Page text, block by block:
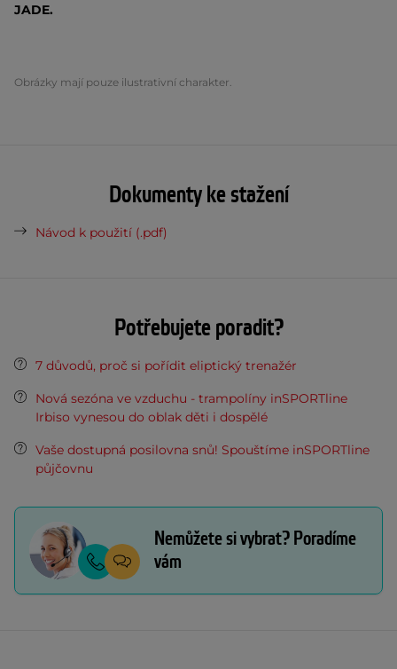
JADE.
Obrázky mají pouze ilustrativní charakter.
Dokumenty ke stažení
Návod k použití (.pdf)
Potřebujete poradit?
7 důvodů, proč si pořídit eliptický trenažér
Nová sezóna ve vzduchu - trampolíny inSPORTline
Irbiso vynesou do oblak děti i dospělé
Vaše dostupná posilovna snů! Spouštíme inSPORTline
půjčovnu
Nemůžete si vybrat? Poradíme
vám